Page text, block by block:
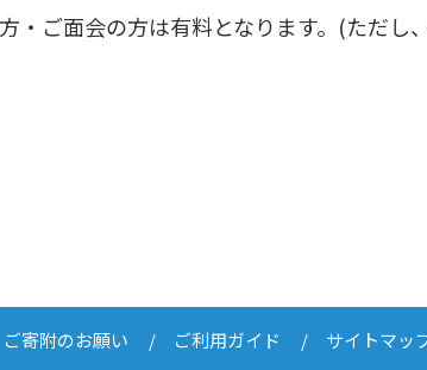
・ご面会の方は有料となります。(ただし
ご寄附のお願い ご利用ガイド サイトマッ